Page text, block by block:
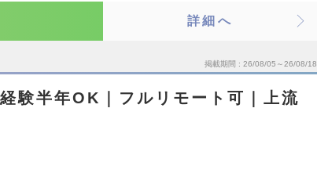
詳細へ
掲載期間 26/08/05～26/08/18
験半年OK｜フルリモート可｜上流